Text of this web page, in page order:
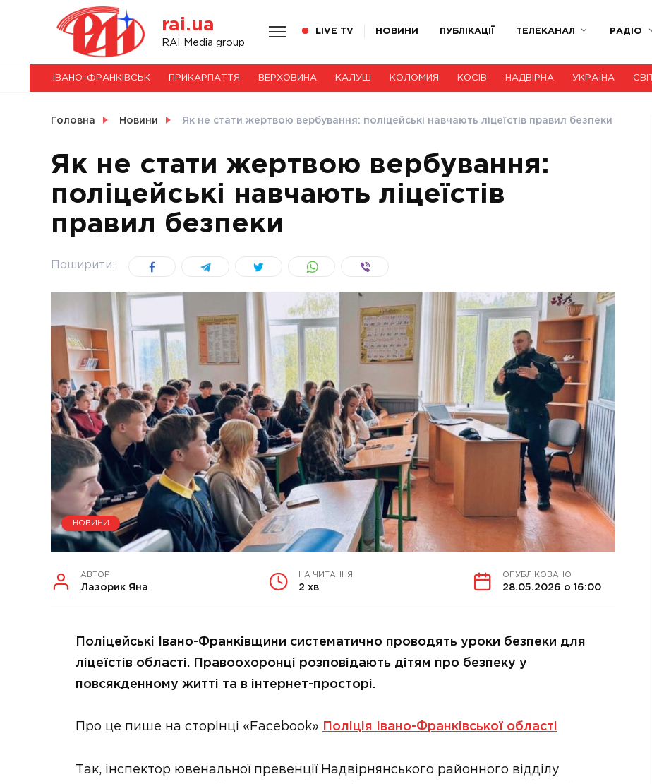
rai.ua
RAI Media group
LIVE TV НОВИНИ ПУБЛІКАЦІЇ ТЕЛЕКАНАЛ РАДІО
НОВИНИ
СВІТ
УКРАЇНА
ІВАНО-ФРАНКІВСЬК ПРИКАРПАТТЯ ВЕРХОВИНА КАЛУШ КОЛОМИЯ КОСІВ НАДВІРНА УКРАЇНА СВІТ
Головна Новини Як не стати жертвою вербування: поліцейські навчають ліцеїстів правил безпеки
Як не стати жертвою вербування:
поліцейські навчають ліцеїстів
правил безпеки
Поширити:
НОВИНИ
АВТОР
Лазорик Яна
НА ЧИТАННЯ
2 хв
ОПУБЛІКОВАНО
28.05.2026 о 16:00
Поліцейські Івано-Франківщини систематично проводять уроки безпеки для
ліцеїстів області. Правоохоронці розповідають дітям про безпеку у
повсякденному житті та в інтернет-просторі.
Про це пише на сторінці «Facebook» Поліція Івано-Франківської області
Так, інспектор ювенальної превенції Надвірнянського районного відділу